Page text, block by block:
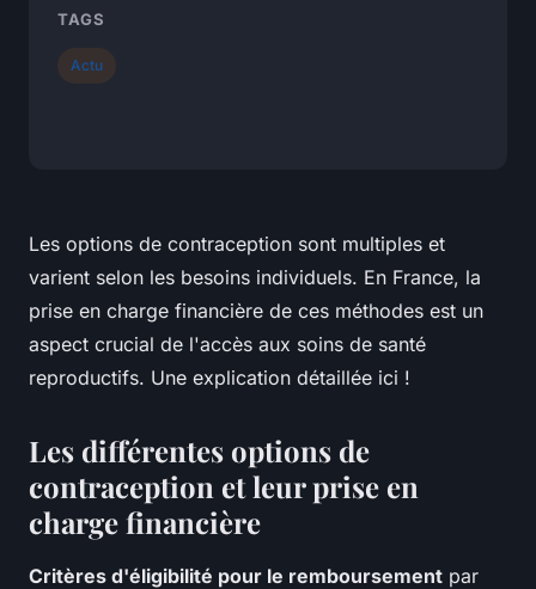
Les options de contraception sont multiples et
varient selon les besoins individuels. En France, la
prise en charge financière de ces méthodes est un
aspect crucial de l'accès aux soins de santé
reproductifs. Une explication détaillée ici !
Les différentes options de
contraception et leur prise en
charge financière
Critères d'éligibilité pour le remboursement par
TAGS
Actu